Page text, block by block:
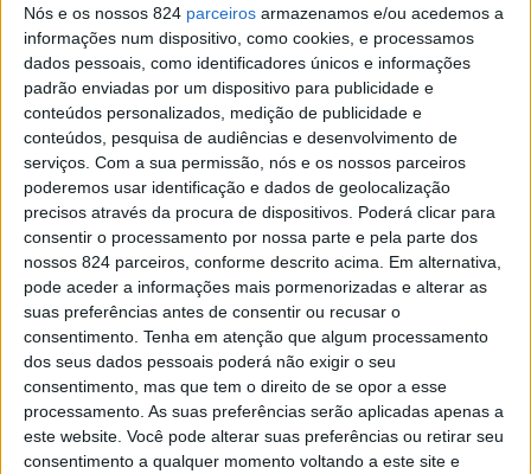
Nós e os nossos 824 parceiros armazenamos e/ou acedemos a
informações num dispositivo, como cookies, e processamos
dados pessoais, como identificadores únicos e informações
padrão enviadas por um dispositivo para publicidade e
conteúdos personalizados, medição de publicidade e
conteúdos, pesquisa de audiências e desenvolvimento de
serviços. Com a sua permissão, nós e os nossos parceiros
poderemos usar identificação e dados de geolocalização
precisos através da procura de dispositivos. Poderá clicar para
consentir o processamento por nossa parte e pela parte dos
nossos 824 parceiros, conforme descrito acima. Em alternativa,
pode aceder a informações mais pormenorizadas e alterar as
suas preferências antes de consentir ou recusar o
consentimento. Tenha em atenção que algum processamento
dos seus dados pessoais poderá não exigir o seu
consentimento, mas que tem o direito de se opor a esse
processamento. As suas preferências serão aplicadas apenas a
este website. Você pode alterar suas preferências ou retirar seu
consentimento a qualquer momento voltando a este site e
a exposição comemorativa dos 50 anos do semanário
Expresso, que vai estar patente até ao dia 6 de Março
na Praça da República, em Portalegre.
A presidente da Câmara de Portalegre, Fermelinda
Carvalho, os vereadores António Casa Nova e Laura
Galão, a Directora de Marketing, Comunicação e
Criatividade do Grupo Impresa, Mónica Balsemão, o
Director do Expresso, João Vieira Pereira, e o CLO do
Grupo Impresa, Nuno Conde, marcaram presença na
inauguração desta mostra que pretende aproximar o
Expresso com os leitores e celebrar os 50 anos do